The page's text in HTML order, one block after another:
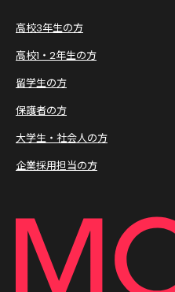
高校3年生の方
高校1・2年生の方
留学生の方
保護者の方
大学生・社会人の方
企業採用担当の方